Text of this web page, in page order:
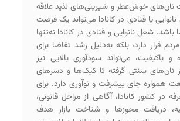
نان‌های خوش‌عطر و شیرینی‌های لذیذ علاقه
نانوایی یا قنادی در کانادا می‌تواند یک فرصت
باشد. شغل نانوایی و قنادی در کانادا نه‌تنها
قرار دارد، بلکه به‌دلیل رشد تقاضا برای
باکیفیت، می‌تواند سودآوری بالایی نیز
نان‌های سنتی گرفته تا کیک‌ها و دسرهای
همواره جای پیشرفت و نوآوری دارد. برای
در کشور کانادا، آگاهی از مراحل قانونی،
دریافت مجوزها و شناخت بازار هدف